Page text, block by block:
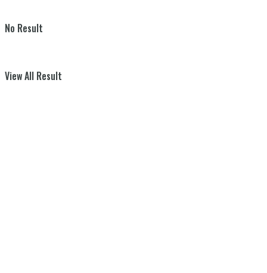
No Result
View All Result